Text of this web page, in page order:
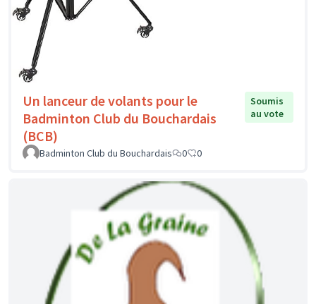
Un lanceur de volants pour le
Badminton Club du Bouchardais
(BCB)
Soumis
au vote
Badminton Club du Bouchardais 0 0